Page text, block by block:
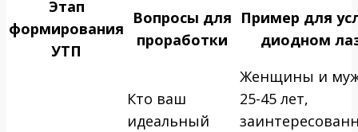
Этап
формирования
УТП
Вопросы для
проработки
Пример для
диодном
Кто ваш
идеальный
Женщины и
25-45 лет,